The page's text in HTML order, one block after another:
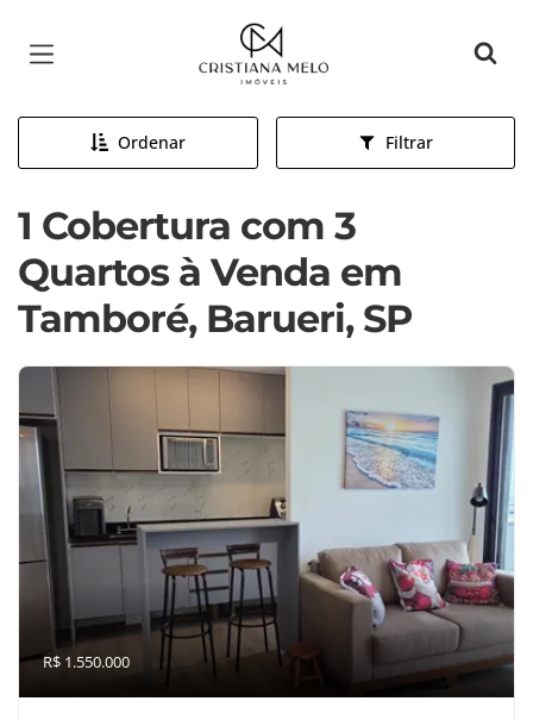
Página inicial
Ordenar Filtrar
1 Cobertura com 3
Quartos à Venda em
Tamboré, Barueri, SP
R$ 1.550.000